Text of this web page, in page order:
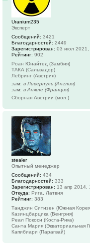
Uranium235
Эксперт
Сообщений: 3421
Благодарностей: 2449
Зарегистрирован: 03 июл 2021,
Рейтинг: 902
Роан Юнайтед (Замбия)
ТАКА (Сальвадор)
Лебринг (Австрия)
зам. в Ливерпуль (Англия)
зам. в Анжле (Франция)
Сборная Австрии (мол.)
stealer
Опытный менеджер
Сообщений: 434
Благодарностей: 333
Зарегистрирован: 13 апр 2014,
Откуда: Рига, Латвия
Рейтинг: 383
Танджин Ситизен (Южная
Казинцбарцика (Венгрия)
Реал Покоси (Коста-Рика)
Санта Мария (Экваториальная
Капибиари (Парагвай)